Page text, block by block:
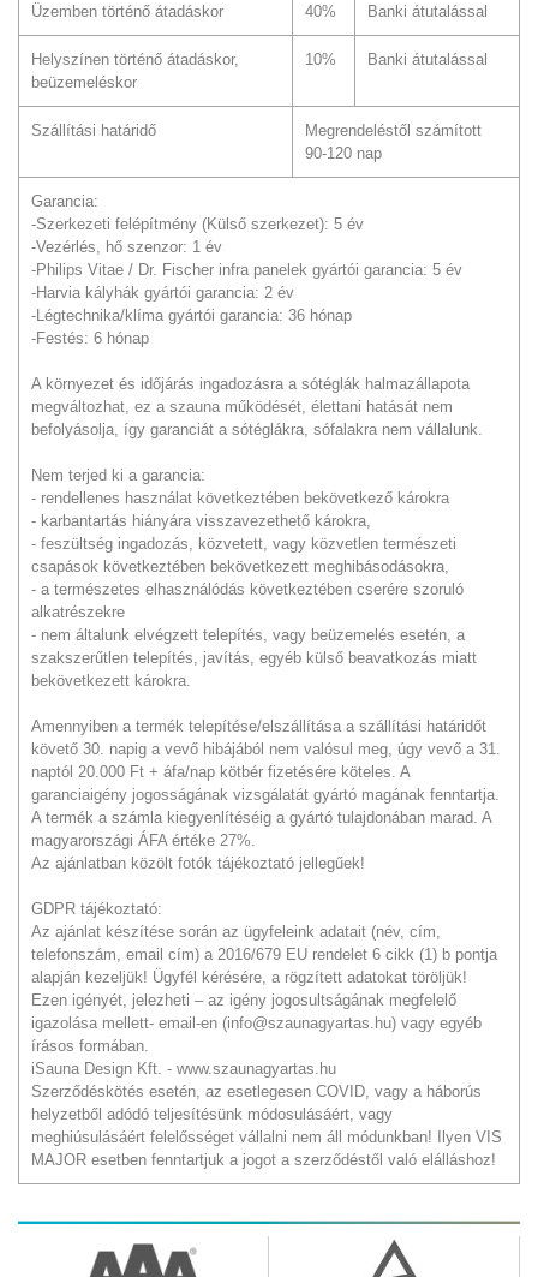
Üzemben történő átadáskor 40% Banki átutalással
Helyszínen történő átadáskor,
beüzemeléskor
10% Banki átutalással
Szállítási határidő
Megrendeléstől számított
90-120 nap
Garancia:
-Szerkezeti felépítmény (Külső szerkezet): 5 év
-Vezérlés, hő szenzor: 1 év
-Philips Vitae / Dr. Fischer infra panelek gyártói garancia: 5 év
-Harvia kályhák gyártói garancia: 2 év
-Légtechnika/klíma gyártói garancia: 36 hónap
-Festés: 6 hónap
A környezet és időjárás ingadozásra a sótéglák halmazállapota
megváltozhat, ez a szauna működését, élettani hatását nem
befolyásolja, így garanciát a sótéglákra, sófalakra nem vállalunk.
Nem terjed ki a garancia:
- rendellenes használat következtében bekövetkező károkra
- karbantartás hiányára visszavezethető károkra,
- feszültség ingadozás, közvetett, vagy közvetlen természeti
csapások következtében bekövetkezett meghibásodásokra,
- a természetes elhasználódás következtében cserére szoruló
alkatrészekre
- nem általunk elvégzett telepítés, vagy beüzemelés esetén, a
szakszerűtlen telepítés, javítás, egyéb külső beavatkozás miatt
bekövetkezett károkra.
Amennyiben a termék telepítése/elszállítása a szállítási határidőt
követő 30. napig a vevő hibájából nem valósul meg, úgy vevő a 31.
naptól 20.000 Ft + áfa/nap kötbér fizetésére köteles. A
garanciaigény jogosságának vizsgálatát gyártó magának fenntartja.
A termék a számla kiegyenlítéséig a gyártó tulajdonában marad. A
magyarországi ÁFA értéke 27%.
Az ajánlatban közölt fotók tájékoztató jellegűek!
GDPR tájékoztató:
Az ajánlat készítése során az ügyfeleink adatait (név, cím,
telefonszám, email cím) a 2016/679 EU rendelet 6 cikk (1) b pontja
alapján kezeljük! Ügyfél kérésére, a rögzített adatokat töröljük!
Ezen igényét, jelezheti – az igény jogosultságának megfelelő
igazolása mellett- email-en (info@szaunagyartas.hu) vagy egyéb
írásos formában.
iSauna Design Kft. - www.szaunagyartas.hu
Szerződéskötés esetén, az esetlegesen COVID, vagy a háborús
helyzetből adódó teljesítésünk módosulásáért, vagy
meghiúsulásáért felelősséget vállalni nem áll módunkban! Ilyen VIS
MAJOR esetben fenntartjuk a jogot a szerződéstől való elálláshoz!